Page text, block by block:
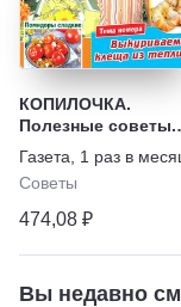
КОПИЛОЧКА.
Полезные советы.
Домашний уют,
хозяйство, семья
Газета
1 раз в
Советы
474,08 ₽
Вы недавно